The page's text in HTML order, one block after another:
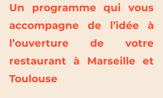
Un programme qui vous
accompagne de l’idée à
l’ouverture de votre
restaurant à Marseille et
Toulouse